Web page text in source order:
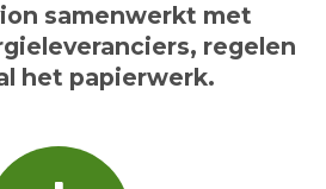
samenwerkt met
regelen
het papierwerk.